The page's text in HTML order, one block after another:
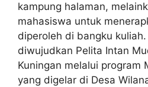
kampung halaman,
mahasiswa untuk
diperoleh di bangku
diwujudkan Pelita Intan
Kuningan melalui program
yang digelar di Desa